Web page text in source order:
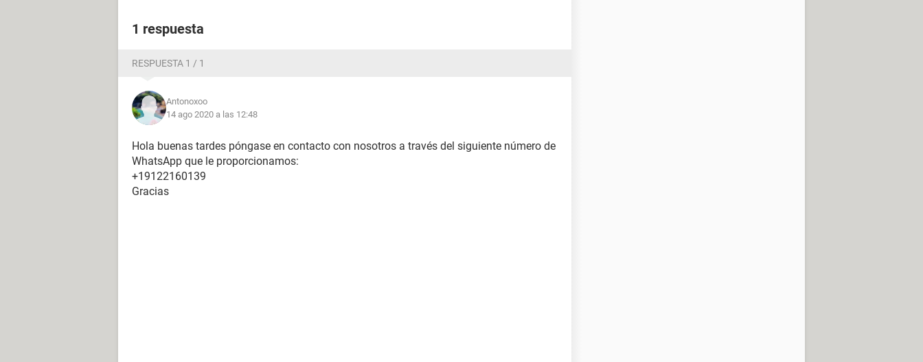
1 respuesta
RESPUESTA 1 / 1
Antonoxoo
14 ago 2020 a las 12:48
Hola buenas tardes póngase en contacto con nosotros a través del siguiente número de
WhatsApp que le proporcionamos:
+19122160139
Gracias